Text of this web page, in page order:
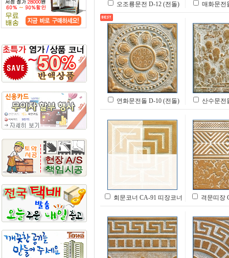
오조룡문전 D-12 (전돌) 매화문전
연화문전돌 D-10 (전돌) 산수문전
회문코너 CA-91 띠장코너 격문띠장